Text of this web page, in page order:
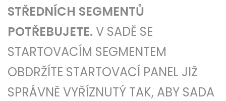
STŘEDNÍCH SEGMENTŮ
POTŘEBUJETE. V SADĚ SE
STARTOVACÍM SEGMENTEM
OBDRŽÍTE STARTOVACÍ PANEL JIŽ
SPRÁVNĚ VYŘÍZNUTÝ TAK, ABY SADA